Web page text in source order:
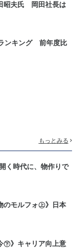
昭夫氏 岡田社長は
ンキング 前年度比
もっとみる
く時代に、物作りで
のモルフォ㊤》日本
㊦》キャリア向上意